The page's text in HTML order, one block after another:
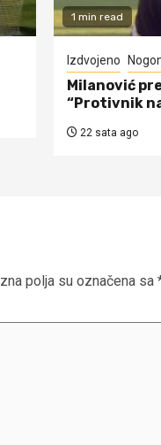
1 min read
Izdvojeno
Milanović
“Protivnik
22 sata ago
polja su označena sa